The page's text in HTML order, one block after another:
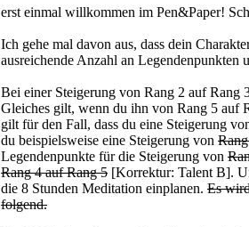
erst einmal willkommen im Pen&Paper!
Ich gehe mal davon aus, dass dein
ausreichende Anzahl an Legendenpunkten
Bei einer Steigerung von Rang 2 auf Rang
Gleiches gilt, wenn du ihn von Rang 5 auf
gilt für den Fall, dass du eine Steigerung
du beispielsweise eine Steigerung von
Legendenpunkte für die Steigerung von
Rang 4 auf Rang 5 [Korrektur: Talent B].
die 8 Stunden Meditation einplanen. Es
folgend.